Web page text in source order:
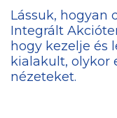
Lássuk, hogyan
Integrált
hogy kezelje és
kialakult, olykor
nézeteket.